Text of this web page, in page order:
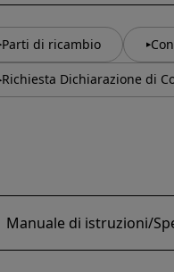
Parti di ricambio
Richiesta Dichiarazione di
Manuale di istruzioni/